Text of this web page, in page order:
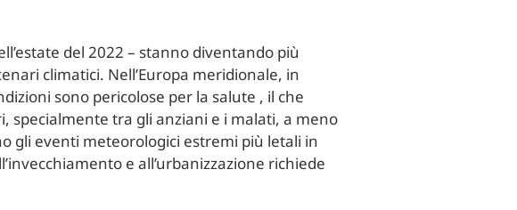
del 2022 – stanno diventando più
climatici. Nell’Europa meridionale, in
sono pericolose per la salute , il che
specialmente tra gli anziani e i malati, a meno
gli eventi meteorologici estremi più letali in
e all’urbanizzazione richiede